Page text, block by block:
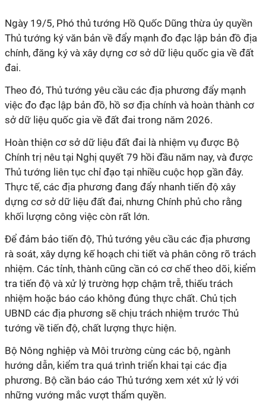
Ngày 19/5, Phó thủ tướng Hồ Quốc Dũng thừa ủy quyền
Thủ tướng ký văn bản về đẩy mạnh đo đạc lập bản đồ địa
chính, đăng ký và xây dựng cơ sở dữ liệu quốc gia về đất
đai.
Theo đó, Thủ tướng yêu cầu các địa phương đẩy mạnh
việc đo đạc lập bản đồ, hồ sơ địa chính và hoàn thành cơ
sở dữ liệu quốc gia về đất đai trong năm 2026.
Hoàn thiện cơ sở dữ liệu đất đai là nhiệm vụ được Bộ
Chính trị nêu tại Nghị quyết 79 hồi đầu năm nay, và được
Thủ tướng liên tục chỉ đạo tại nhiều cuộc họp gần đây.
Thực tế, các địa phương đang đẩy nhanh tiến độ xây
dựng cơ sở dữ liệu đất đai, nhưng Chính phủ cho rằng
khối lượng công việc còn rất lớn.
Để đảm bảo tiến độ, Thủ tướng yêu cầu các địa phương
rà soát, xây dựng kế hoạch chi tiết và phân công rõ trách
nhiệm. Các tỉnh, thành cũng cần có cơ chế theo dõi, kiểm
tra tiến độ và xử lý trường hợp chậm trễ, thiếu trách
nhiệm hoặc báo cáo không đúng thực chất. Chủ tịch
UBND các địa phương sẽ chịu trách nhiệm trước Thủ
tướng về tiến độ, chất lượng thực hiện.
Bộ Nông nghiệp và Môi trường cùng các bộ, ngành
hướng dẫn, kiểm tra quá trình triển khai tại các địa
phương. Bộ cần báo cáo Thủ tướng xem xét xử lý với
những vướng mắc vượt thẩm quyền.